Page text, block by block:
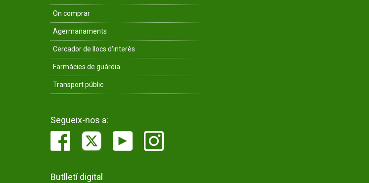
On comprar
Agermanaments
Cercador de llocs d'interès
Farmàcies de guàrdia
Transport públic
Segueix-nos a:
Butlletí digital